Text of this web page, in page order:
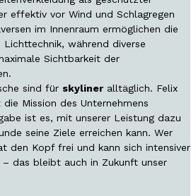
effektiv vor Wind und Schlagregen
im Innenraum ermöglichen die
während diverse
Sichtbarkeit der
sind für skyliner alltäglich. Felix
Mission des Unternehmens
ist es, mit unserer Leistung dazu
seine Ziele erreichen kann. Wer
den Kopf frei und kann sich intensiver
das bleibt auch in Zukunft unser